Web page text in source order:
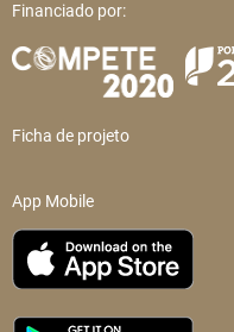
Financiado por:
Ficha de projeto
App Mobile